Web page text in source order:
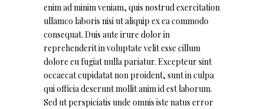
enim ad minim veniam, quis nostrud exercitation
ullamco laboris nisi ut aliquip ex ea commodo
consequat. Duis aute irure dolor in
reprehenderit in voluptate velit esse cillum
dolore eu fugiat nulla pariatur. Excepteur sint
occaecat cupidatat non proident, sunt in culpa
qui officia deserunt mollit anim id est laborum.
Sed ut perspiciatis unde omnis iste natus error